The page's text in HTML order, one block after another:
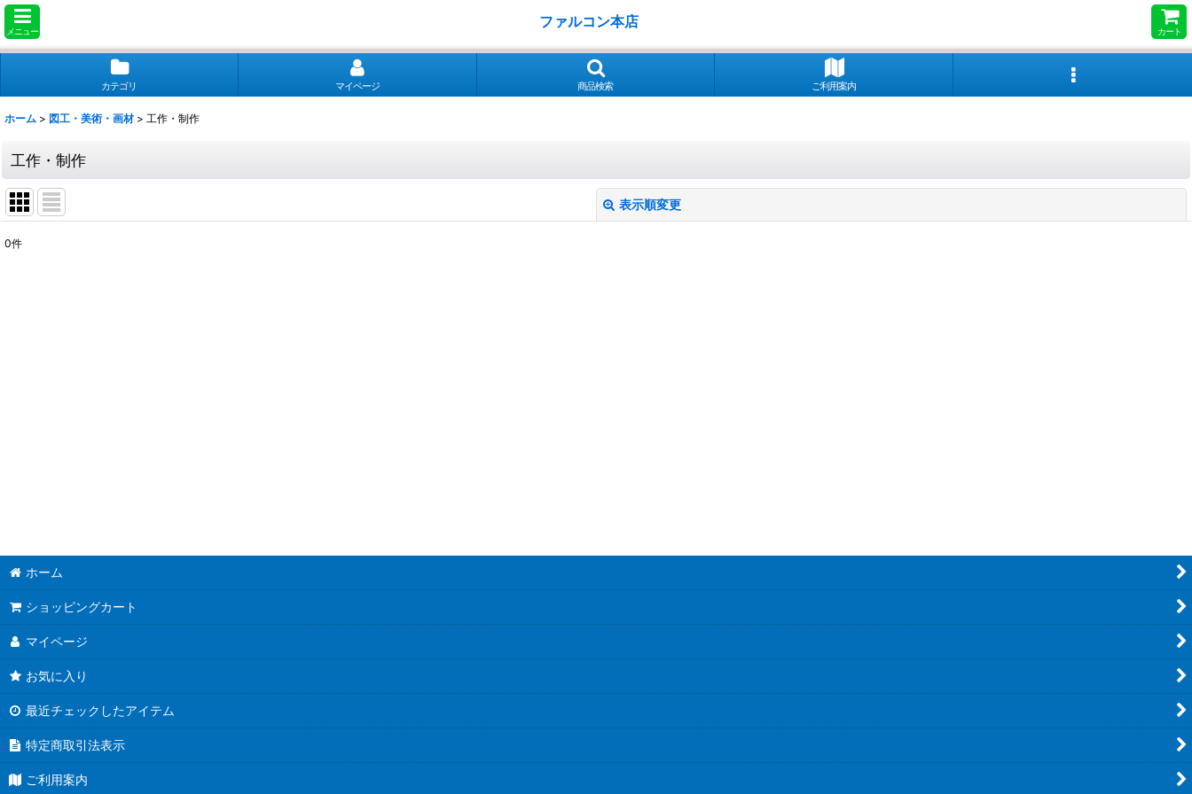
メニュー
ファルコン本店
カート
カテゴリ マイページ 商品検索 ご利用案内
ホーム > 図工・美術・画材 > 工作・制作
工作・制作
表示順変更
0件
ホーム
ショッピングカート
マイページ
お気に入り
最近チェックしたアイテム
特定商取引法表示
ご利用案内